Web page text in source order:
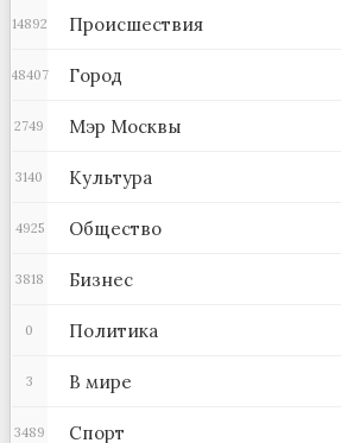
Происшествия
14892
Город
48407
Мэр Москвы
2749
Культура
3140
Общество
4925
Бизнес
3818
Политика
0
В мире
3
Спорт
3489